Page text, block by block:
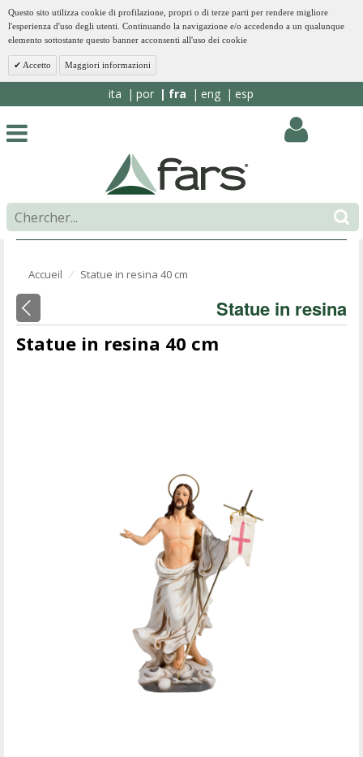
Questo sito utilizza cookie di profilazione, propri o di terze parti per rendere migliore
l'esperienza d'uso degli utenti. Continuando la navigazione e/o accedendo a un qualunque
elemento sottostante questo banner acconsenti all'uso dei cookie
Accetto Maggiori informazioni
ita por fra eng esp
Accueil ⁄ Statue in resina 40 cm
Statue in resina
Statue in resina 40 cm